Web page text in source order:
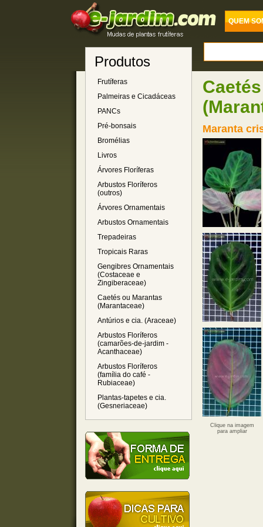
QUEM
Produtos
Frutíferas
Palmeiras e Cicadáceas
PANCs
Pré-bonsais
Bromélias
Livros
Árvores Floríferas
Arbustos Floríferos
(outros)
Árvores Ornamentais
Arbustos Ornamentais
Trepadeiras
Tropicais Raras
Gengibres Ornamentais
(Costaceae e
Zingiberaceae)
Caetés ou Marantas
(Marantaceae)
Antúrios e cia. (Araceae)
Arbustos Floríferos
(camarões-de-jardim -
Acanthaceae)
Arbustos Floríferos
(família do café -
Rubiaceae)
Plantas-tapetes e cia.
(Gesneriaceae)
Maranta
Clique na imagem
para ampliar